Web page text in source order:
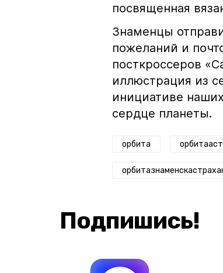
посвященная
Знаменцы
пожеланий и
посткроссеров
иллюстрация из
инициативе
сердце планеты.
орбита
Подпишись!